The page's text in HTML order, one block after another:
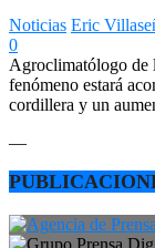
Noticias Eric
0
Agroclimatólogo de
fenómeno estará
cordillera y un
—